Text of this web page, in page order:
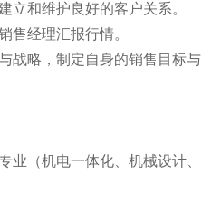
立和维护良好的客户关系。
售经理汇报行情。
战略，制定自身的销售目标与
业（机电一体化、机械设计、